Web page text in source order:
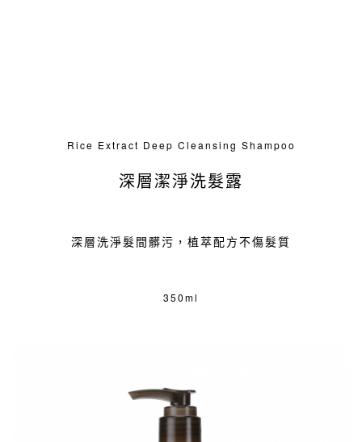
Rice Extract Deep Cleansing Shampoo
深層潔淨洗髮露
深層洗淨髮間髒污，植萃配方不傷髮質
350ml